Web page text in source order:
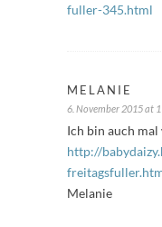
fuller-345.html
MELANIE
6. November 2015 at
Ich bin auch
http://
Melanie